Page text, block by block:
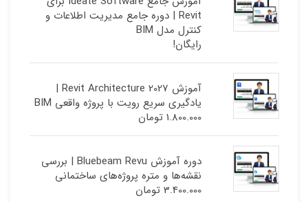
Revit | دوره جامع مدیریت اطلاعات و
کنترل مدل BIM
رایگان!
آموزش Revit Architecture 2027 |
یادگیری سریع رویت با پروژه واقعی BIM
1.800.000 تومان
دوره آموزش Bluebeam Revu | بررسی
نقشه‌ها و متره پروژه‌های ساختمانی
3.400.000 تومان